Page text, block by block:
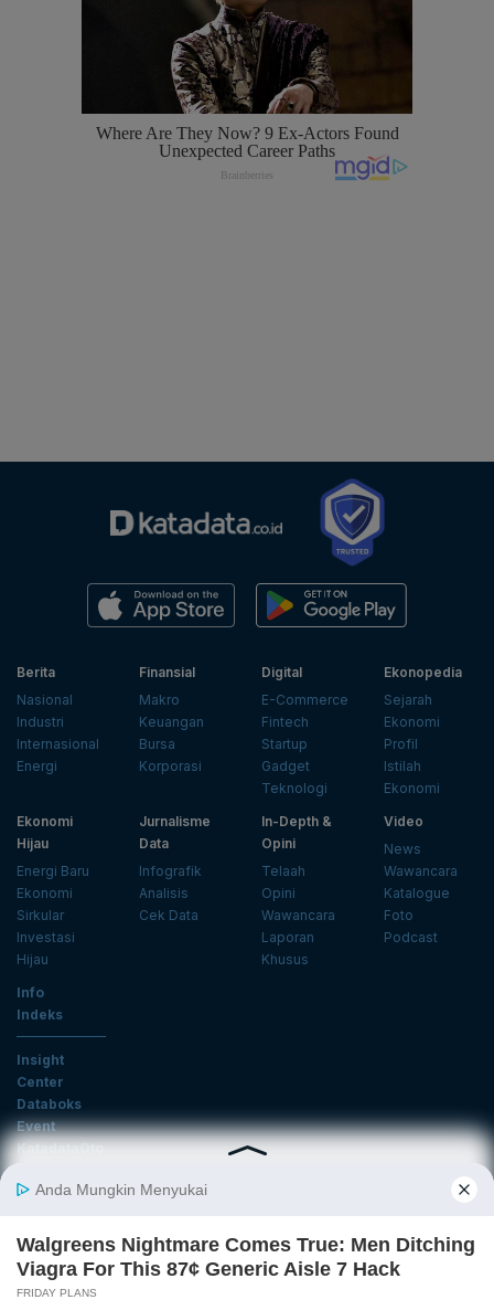
Berita
Nasional
Industri
Internasional
Energi
Finansial
Makro
Keuangan
Bursa
Korporasi
Digital
E-Commerce
Fintech
Startup
Gadget
Teknologi
Ekonopedia
Sejarah
Ekonomi
Profil
Istilah
Ekonomi
Ekonomi
Hijau
Energi Baru
Ekonomi
Sirkular
Investasi
Hijau
Jurnalisme
Data
Infografik
Analisis
Cek Data
In-Depth &
Opini
Telaah
Opini
Wawancara
Laporan
Khusus
Video
News
Wawancara
Katalogue
Foto
Podcast
Info
Indeks
Insight
Center
Databoks
Event
KatadataOto
Email
Daftar